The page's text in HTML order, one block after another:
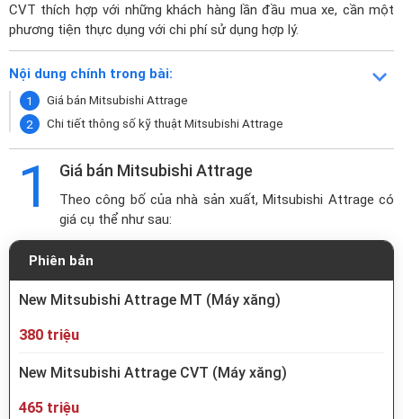
CVT thích hợp với những khách hàng lần đầu mua xe, cần một
phương tiện thực dụng với chi phí sử dụng hợp lý.
Nội dung chính trong bài:
Giá bán Mitsubishi Attrage
Chi tiết thông số kỹ thuật Mitsubishi Attrage
1 Giá bán Mitsubishi Attrage
Theo công bố của nhà sản xuất, Mitsubishi Attrage có
giá cụ thể như sau:
Phiên bản
New Mitsubishi Attrage MT (Máy xăng)
380 triệu
New Mitsubishi Attrage CVT (Máy xăng)
465 triệu